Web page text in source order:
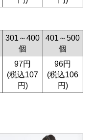
301～400
個
401～500
個
97円
(税込107
円)
96円
(税込106
円)